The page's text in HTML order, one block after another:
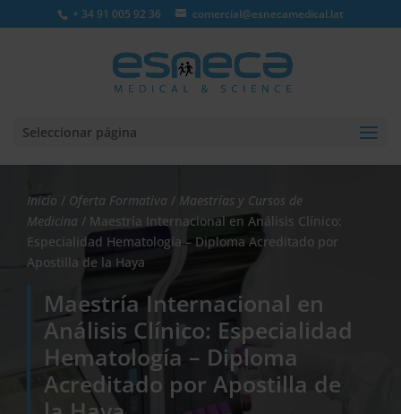
+ 34 91 005 92 36 comercial@esnecamedical.lat
Seleccionar página
Inicio / Oferta Formativa / Maestrías y Cursos de
Medicina / Maestría Internacional en Análisis Clínico:
Especialidad Hematología – Diploma Acreditado por
Apostilla de la Haya
Maestría Internacional en
Análisis Clínico: Especialidad
Hematología – Diploma
Acreditado por Apostilla de